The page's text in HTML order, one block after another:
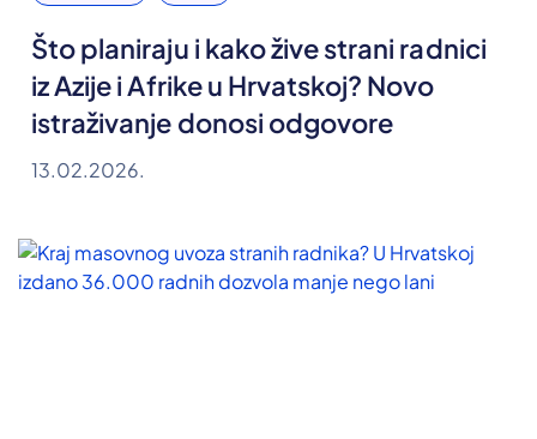
Što planiraju i kako žive strani radnici
iz Azije i Afrike u Hrvatskoj? Novo
istraživanje donosi odgovore
13.02.2026.